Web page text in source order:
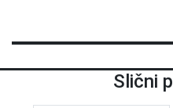
Slični